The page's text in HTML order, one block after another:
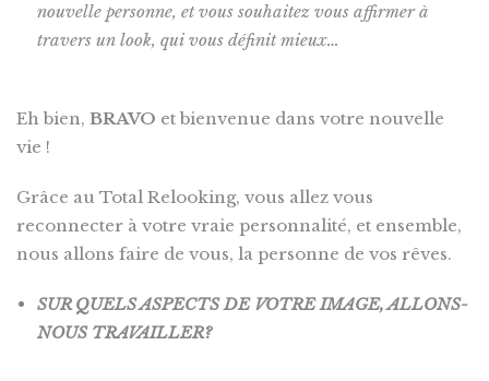
nouvelle personne, et vous souhaitez vous affirmer à
travers un look, qui vous définit mieux…
Eh bien, BRAVO et bienvenue dans votre nouvelle
vie !
Grâce au Total Relooking, vous allez vous
reconnecter à votre vraie personnalité, et ensemble,
nous allons faire de vous, la personne de vos rêves.
SUR QUELS ASPECTS DE VOTRE IMAGE, ALLONS-
NOUS TRAVAILLER?